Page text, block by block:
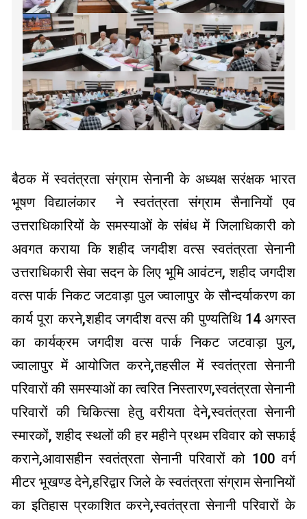
बैठक में स्वतंत्रता संग्राम सेनानी के अध्यक्ष सरंक्षक भारत
भूषण विद्यालंकार ने स्वतंत्रता संग्राम सैनानियों एव
उत्तराधिकारियों के समस्याओं के संबंध में जिलाधिकारी को
अवगत कराया कि शहीद जगदीश वत्स स्वतंत्रता सेनानी
उत्तराधिकारी सेवा सदन के लिए भूमि आवंटन, शहीद जगदीश
वत्स पार्क निकट जटवाड़ा पुल ज्वालापुर के सौन्दर्याकरण का
कार्य पूरा करने,शहीद जगदीश वत्स की पुण्यतिथि 14 अगस्त
का कार्यक्रम जगदीश वत्स पार्क निकट जटवाड़ा पुल,
ज्वालापुर में आयोजित करने,तहसील में स्वतंत्रता सेनानी
परिवारों की समस्याओं का त्वरित निस्तारण,स्वतंत्रता सेनानी
परिवारों की चिकित्सा हेतु वरीयता देने,स्वतंत्रता सेनानी
स्मारकों, शहीद स्थलों की हर महीने प्रथम रविवार को सफाई
कराने,आवासहीन स्वतंत्रता सेनानी परिवारों को 100 वर्ग
मीटर भूखण्ड देने,हरिद्वार जिले के स्वतंत्रता संग्राम सेनानियों
का इतिहास प्रकाशित करने,स्वतंत्रता सेनानी परिवारों के